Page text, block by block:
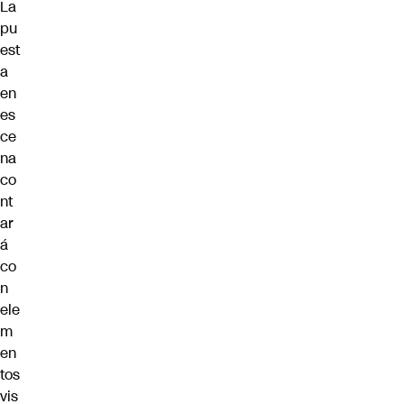
La
pu
est
a
en
es
ce
na
co
nt
ar
á
co
n
ele
m
en
tos
vis